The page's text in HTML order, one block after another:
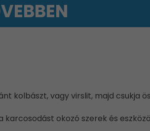
kolbászt, vagy virslit, majd csukja
okozó szerek és